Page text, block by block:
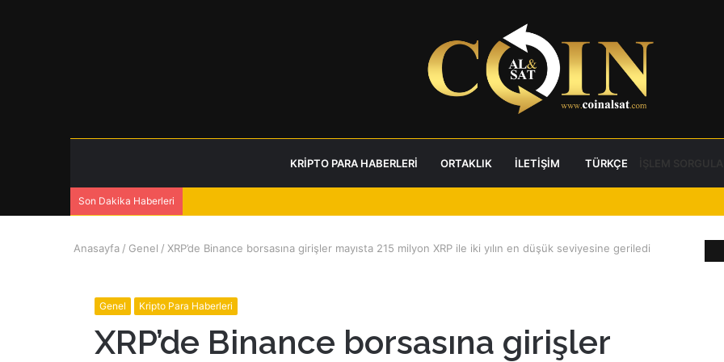
KRIPTO PARA HABERLERI ORTAKLIK İLETIŞIM TÜRKÇE
Son Dakika Haberleri
Anasayfa / Genel / XRP’de Binance borsasına girişler mayısta 215 milyon XRP ile iki yılın en düşük seviyesine geriledi
Genel Kripto Para Haberleri
XRP’de Binance borsasına girişler